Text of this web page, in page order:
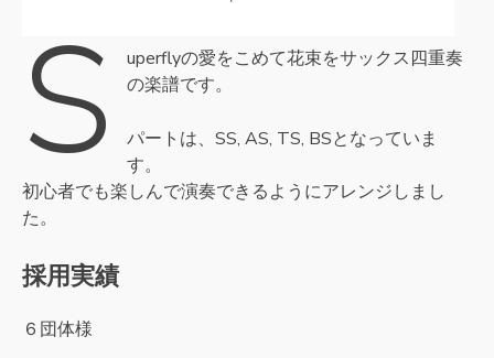
S
uperflyの愛をこめて花束をサックス四重奏
の楽譜です。
パートは、SS, AS, TS, BSとなっていま
す。
初心者でも楽しんで演奏できるようにアレンジしまし
た。
採用実績
６団体様